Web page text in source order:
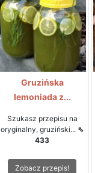
Gruzińska
lemoniada z...
Szukasz przepisu na
oryginalny, gruziński... ⇖
433
Zobacz przepis!